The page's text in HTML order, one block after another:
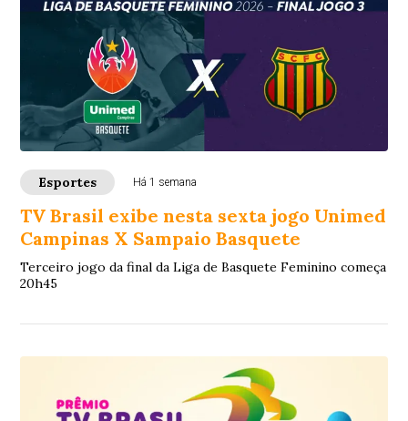
Esportes Há 1 semana
TV Brasil exibe nesta sexta jogo Unimed
Campinas X Sampaio Basquete
Terceiro jogo da final da Liga de Basquete Feminino começa
20h45